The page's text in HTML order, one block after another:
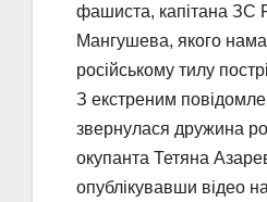
фашиста, капітана ЗС
Мангушева, якого
російському тилу
З екстреним
звернулася дружина
окупанта Тетяна
опублікувавши відео